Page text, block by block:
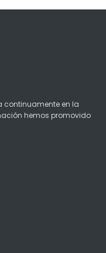
continuamente en la
hemos promovido